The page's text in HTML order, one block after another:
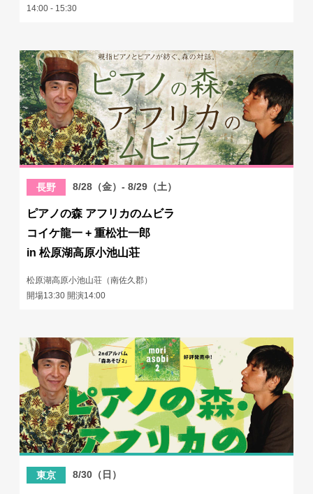
14:00 - 15:30
長野 8/28（金）- 8/29（土）
ピアノの森 アフリカのムビラ
コイケ龍一 + 重松壮一郎
in 松原湖高原小池山荘
松原湖高原小池山荘（南佐久郡）
開場13:30 開演14:00
東京 8/30（日）